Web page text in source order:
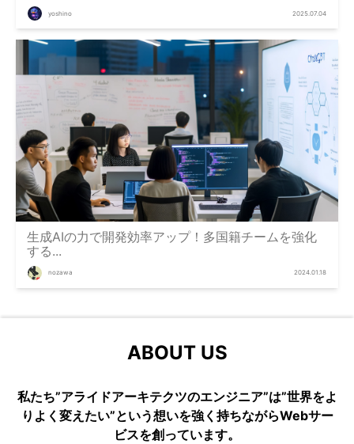
yoshino 2025.07.04
生成AIの力で開発効率アップ！多国籍チームを強化
する...
nozawa 2024.01.18
ABOUT US
私たち”アライドアーキテクツのエンジニア”は”世界をよ
りよく変えたい”という想いを強く持ちながらWebサー
ビスを創っています。